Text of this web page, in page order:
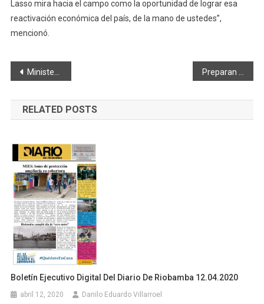
Lasso mira hacia el campo como la oportunidad de lograr esa
reactivación económica del país, de la mano de ustedes”,
mencionó.
Navegación
de
entradas
Ministerio de Obras Públicas realiza mantenimiento de vía Riobamba – Río Angas
RELATED POSTS
Boletín Ejecutivo Digital Del Diario De Riobamba 12.04.2020
abril 12, 2020 Danilo Eduardo Villarroel